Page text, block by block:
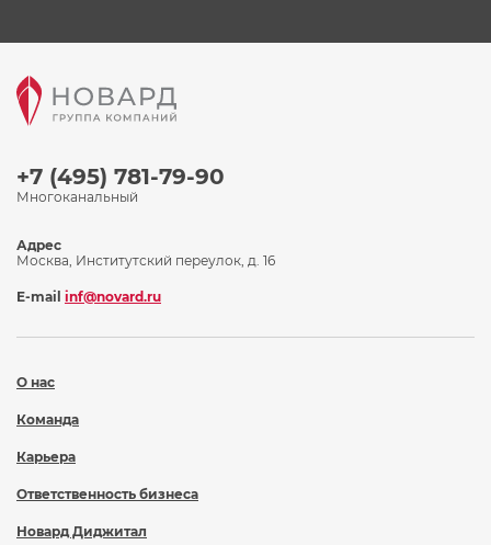
+7 (495) 781-79-90
Многоканальный
О нас
Команда
Карьера
Ответственность бизнеса
Новард Диджитал
Адрес
Москва, Институтский переулок, д. 16
E-mail inf@novard.ru